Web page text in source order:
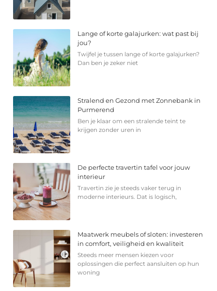
Lange of korte galajurken: wat past bij
jou?
Twijfel je tussen lange of korte galajurken?
Dan ben je zeker niet
Stralend en Gezond met Zonnebank in
Purmerend
Ben je klaar om een stralende teint te
krijgen zonder uren in
De perfecte travertin tafel voor jouw
interieur
Travertin zie je steeds vaker terug in
moderne interieurs. Dat is logisch,
Maatwerk meubels of sloten: investeren
in comfort, veiligheid en kwaliteit
Steeds meer mensen kiezen voor
oplossingen die perfect aansluiten op hun
woning